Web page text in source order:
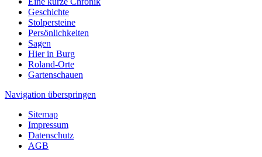
Geschichte
Stolpersteine
Persönlichkeiten
Sagen
Hier in Burg
Roland-Orte
Gartenschauen
Navigation überspringen
Sitemap
Impressum
Datenschutz
AGB